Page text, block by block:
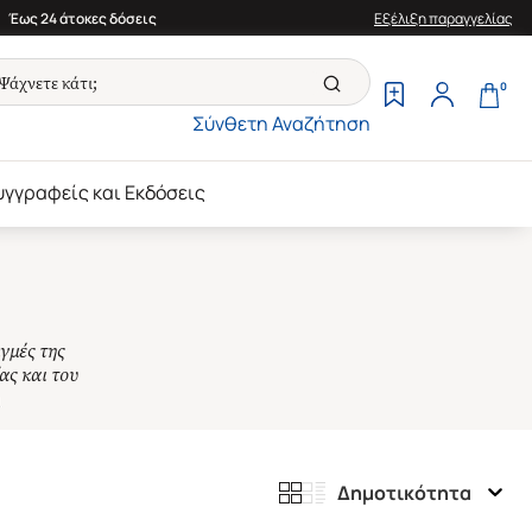
Έως 24 άτοκες δόσεις Εξέλιξη παραγγελίας
Σύνθετη Αναζήτηση
0
και Εκδόσεις
της
και του
Δημοτικότητα